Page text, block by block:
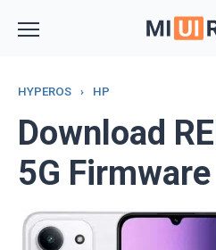
HYPEROS › HP
Download
5G Firmware